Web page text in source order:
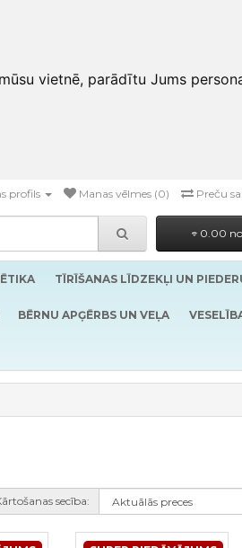
vietnē, parādītu Jums
profils Manas vēlmes (0) Preču
0.00
TĪRĪŠANAS LĪDZEKĻI UN
BĒRNU APĢĒRBS UN VEĻA
secība: